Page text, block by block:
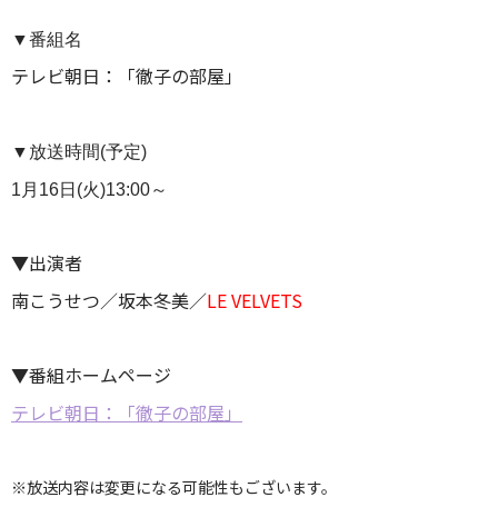
▼番組名
テレビ朝日：「徹子の部屋」
▼放送時間(予定)
1月16日(火)13:00～
▼出演者
南こうせつ／坂本冬美／LE VELVETS
▼番組ホームページ
テレビ朝日：「徹子の部屋」
※放送内容は変更になる可能性もございます。